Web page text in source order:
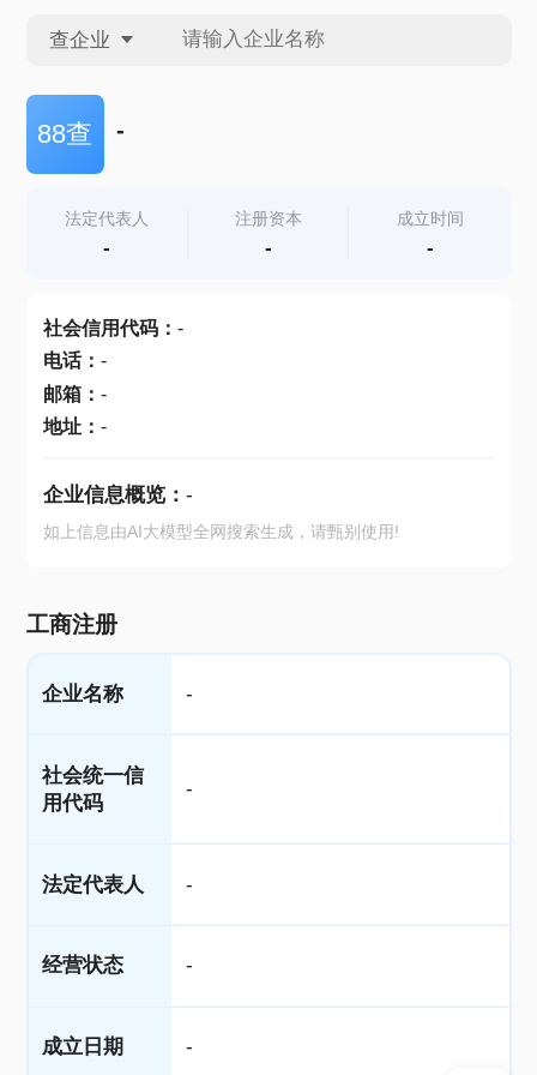
查企业
查企业
查产地
88查 -
法定代表人
-
注册资本
-
成立时间
-
社会信用代码： -
电话： -
邮箱： -
地址： -
企业信息概览： -
如上信息由AI大模型全网搜索生成，请甄别使用!
工商注册
企业名称 -
社会统一信
用代码
-
法定代表人 -
经营状态 -
成立日期 -